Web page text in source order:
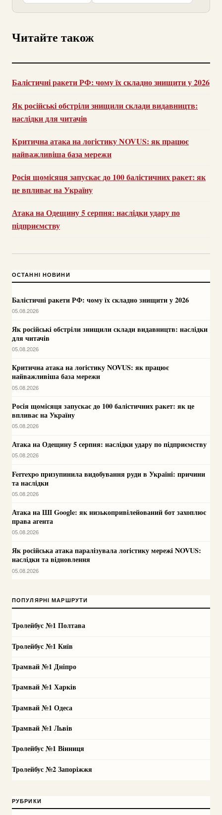
Читайте також
Балістичні ракети РФ: чому їх складно знищити у 2026
Як російські обстріли знищили склади видавництв:
наслідки для читачів
Критична атака на логістику NOVUS: як працює
найважливіша база мережи
Росія щомісяця запускає до 100 балістичних ракет: як
це впливає на Україну
Атака на Одещину 5 серпня: наслідки удару по
підприємству
ОСТАННІ НОВИНИ
Балістичні ракети РФ: чому їх складно знищити у 2026
05.08.2026
Як російські обстріли знищили склади видавництв: наслідки
для читачів
05.08.2026
Критична атака на логістику NOVUS: як працює
найважливіша база мережи
05.08.2026
Росія щомісяця запускає до 100 балістичних ракет: як це
впливає на Україну
05.08.2026
Атака на Одещину 5 серпня: наслідки удару по підприємству
05.08.2026
Ferrexpo призупинила видобування руди в Україні: причини
та наслідки
05.08.2026
Атака на ШІ Google: як низькопривілейований бот захоплює
права агента
05.08.2026
Як російська атака паралізувала логістику мережі NOVUS:
наслідки та відновлення
05.08.2026
ПОПУЛЯРНІ МАРШРУТИ
Тролейбус №1 Полтава
Тролейбус №1 Київ
Трамвай №1 Дніпро
Трамвай №1 Харків
Трамвай №1 Одеса
Трамвай №1 Львів
Тролейбус №1 Вінниця
Тролейбус №2 Запоріжжя
РУБРИКИ